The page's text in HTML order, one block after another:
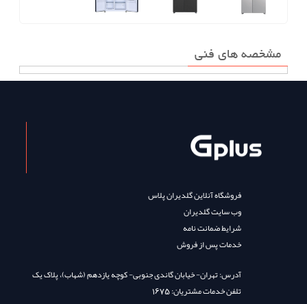
مشخصه های فنی
فروشگاه آنلاین گلدیران پلاس
وب سایت گلدیران
شرایط ضمانت نامه
خدمات پس از فروش
آدرس: تهران- خیابان گاندی جنوبی- کوچه یازدهم (شهاب)، پلاک یک
تلفن خدمات مشتریان: 1675